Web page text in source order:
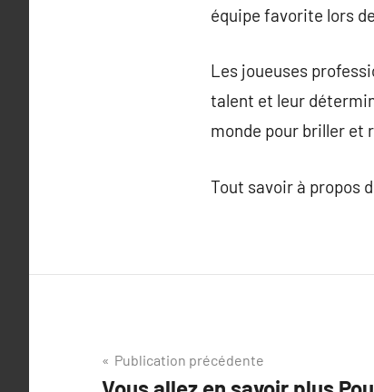
équipe favorite lors
Les joueuses
talent et leur
monde pour briller et
Tout savoir à propos
Navigation
Publication précédente